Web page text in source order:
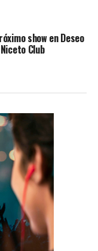
show en Deseo
Club